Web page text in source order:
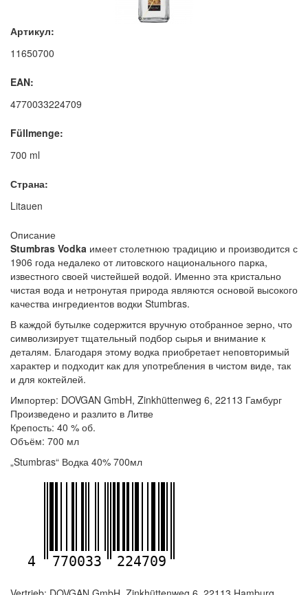
Артикул:
11650700
EAN:
4770033224709
Füllmenge:
700 ml
Страна:
Litauen
Описание
Stumbras Vodka имеет столетнюю традицию и производится с
1906 года недалеко от литовского национального парка,
известного своей чистейшей водой. Именно эта кристально
чистая вода и нетронутая природа являются основой высокого
качества ингредиентов водки Stumbras.
В каждой бутылке содержится вручную отобранное зерно, что
символизирует тщательный подбор сырья и внимание к
деталям. Благодаря этому водка приобретает неповторимый
характер и подходит как для употребления в чистом виде, так
и для коктейлей.
Импортер: DOVGAN GmbH, Zinkhüttenweg 6, 22113 Гамбург
Произведено и разлито в Литве
Крепость: 40 % об.
Объём: 700 мл
„Stumbras“ Водка 40% 700мл
4 770033 224709